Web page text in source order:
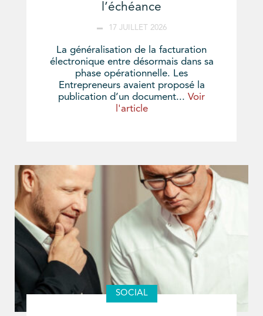
l’échéance
17 JUILLET 2026
La généralisation de la facturation
électronique entre désormais dans sa
phase opérationnelle. Les
Entrepreneurs avaient proposé la
publication d’un document... Voir
l'article
SOCIAL